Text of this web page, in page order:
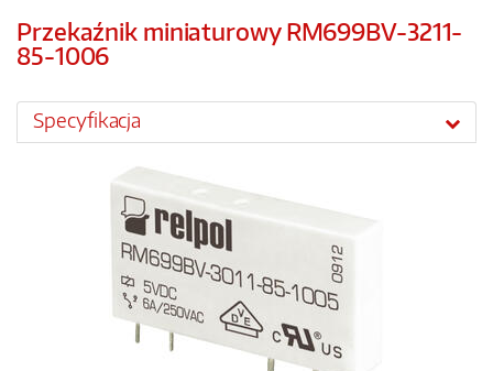
Przekaźnik miniaturowy RM699BV-3211-
85-1006
Specyfikacja